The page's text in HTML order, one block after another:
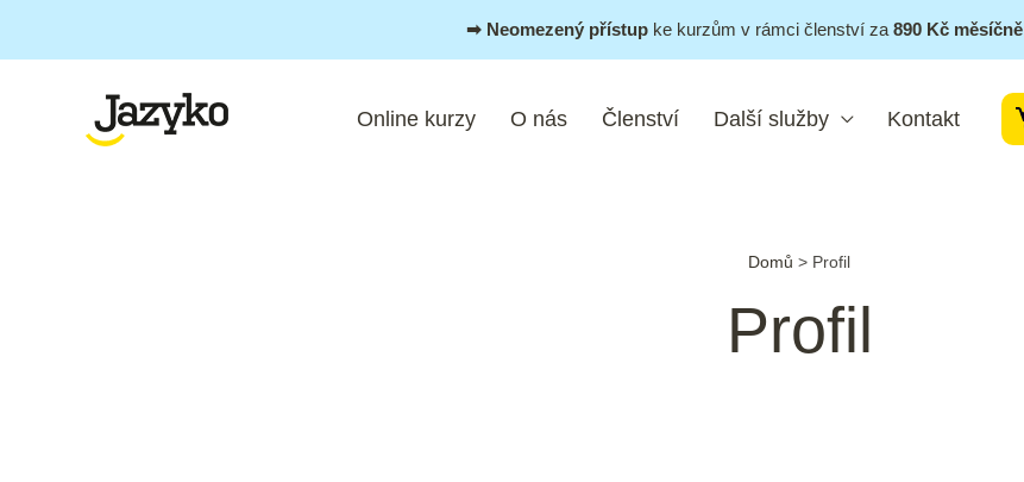
➡︎ Neomezený přístupke kurzům v rámci členství za 890 Kč měsíčně
Online kurzy O nás Členství Další služby Kontakt
Domů > Profil
Profil